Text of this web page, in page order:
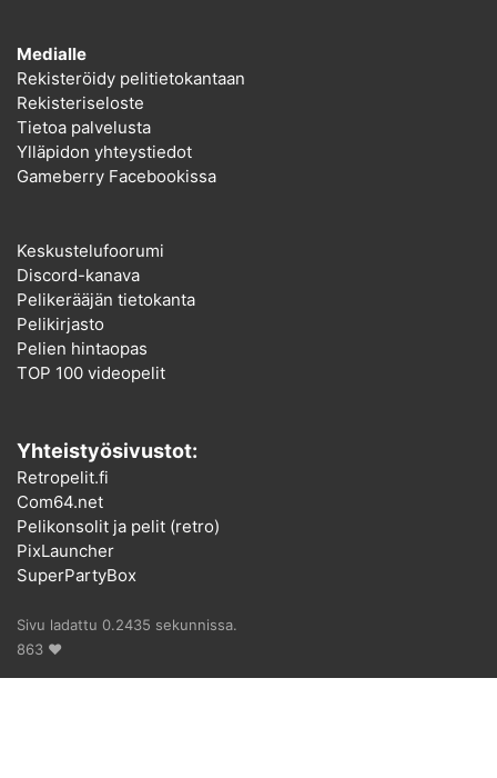
Medialle
Rekisteröidy pelitietokantaan
Rekisteriseloste
Tietoa palvelusta
Ylläpidon yhteystiedot
Gameberry Facebookissa
Keskustelufoorumi
Discord-kanava
Pelikerääjän tietokanta
Pelikirjasto
Pelien hintaopas
TOP 100 videopelit
Yhteistyösivustot:
Retropelit.fi
Com64.net
Pelikonsolit ja pelit (retro)
PixLauncher
SuperPartyBox
Sivu ladattu 0.2435 sekunnissa.
863 ♥